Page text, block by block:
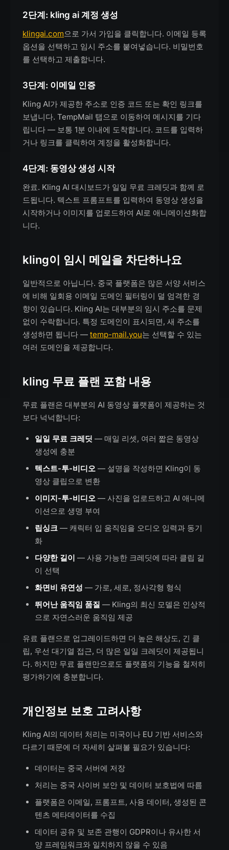
2단계: kling ai 계정 생성
klingai.com으로 가서 가입을 클릭합니다. 이메일 등록
옵션을 선택하고 임시 주소를 붙여넣습니다. 비밀번호
를 선택하고 제출합니다.
3단계: 이메일 인증
Kling AI가 제공한 주소로 인증 코드 또는 확인 링크를
보냅니다. TempMail 탭으로 이동하여 메시지를 기다
립니다 — 보통 1분 이내에 도착합니다. 코드를 입력하
거나 링크를 클릭하여 계정을 활성화합니다.
4단계: 동영상 생성 시작
완료. Kling AI 대시보드가 일일 무료 크레딧과 함께 로
드됩니다. 텍스트 프롬프트를 입력하여 동영상 생성을
시작하거나 이미지를 업로드하여 AI로 애니메이션화합
니다.
kling이 임시 메일을 차단하나요
일반적으로 아닙니다. 중국 플랫폼은 많은 서양 서비스
에 비해 일회용 이메일 도메인 필터링이 덜 엄격한 경
향이 있습니다. Kling AI는 대부분의 임시 주소를 문제
없이 수락합니다. 특정 도메인이 표시되면, 새 주소를
생성하면 됩니다 — temp-mail.you는 선택할 수 있는
여러 도메인을 제공합니다.
kling 무료 플랜 포함 내용
무료 플랜은 대부분의 AI 동영상 플랫폼이 제공하는 것
보다 넉넉합니다:
일일 무료 크레딧 — 매일 리셋, 여러 짧은 동영상
생성에 충분
텍스트-투-비디오 — 설명을 작성하면 Kling이 동
영상 클립으로 변환
이미지-투-비디오 — 사진을 업로드하고 AI 애니메
이션으로 생명 부여
립싱크 — 캐릭터 입 움직임을 오디오 입력과 동기
화
다양한 길이 — 사용 가능한 크레딧에 따라 클립 길
이 선택
화면비 유연성 — 가로, 세로, 정사각형 형식
뛰어난 움직임 품질 — Kling의 최신 모델은 인상적
으로 자연스러운 움직임 제공
유료 플랜으로 업그레이드하면 더 높은 해상도, 긴 클
립, 우선 대기열 접근, 더 많은 일일 크레딧이 제공됩니
다. 하지만 무료 플랜만으로도 플랫폼의 기능을 철저히
평가하기에 충분합니다.
개인정보 보호 고려사항
Kling AI의 데이터 처리는 미국이나 EU 기반 서비스와
다르기 때문에 더 자세히 살펴볼 필요가 있습니다:
데이터는 중국 서버에 저장
처리는 중국 사이버 보안 및 데이터 보호법에 따름
플랫폼은 이메일, 프롬프트, 사용 데이터, 생성된 콘
텐츠 메타데이터를 수집
데이터 공유 및 보존 관행이 GDPR이나 유사한 서
양 프레임워크와 일치하지 않을 수 있음